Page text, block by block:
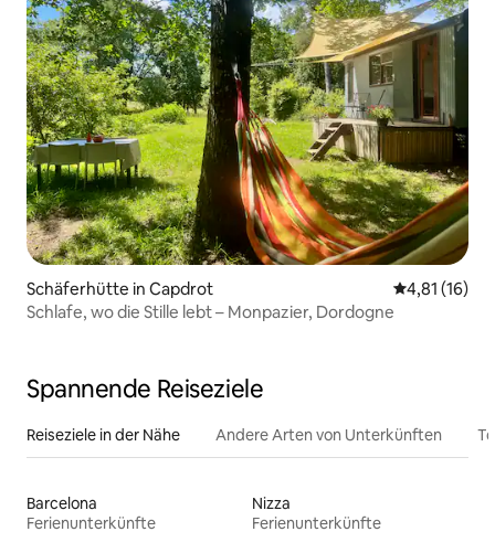
Schäferhütte in Capdrot
4,81 (16)
Schlafe, wo die Stille lebt – Monpazier, Dordogne
Spannende Reiseziele
Reiseziele in der Nähe Andere Arten von Unterkünften
Barcelona
Ferienunterkünfte
Nizza
Ferienunterkünfte